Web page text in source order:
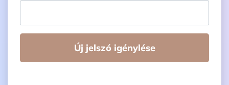
Új jelszó igénylése